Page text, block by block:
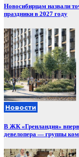
Новосибирцам назвали
праздники в 2027 году
Новости
В ЖК «Гренландия»
девелопера — группы